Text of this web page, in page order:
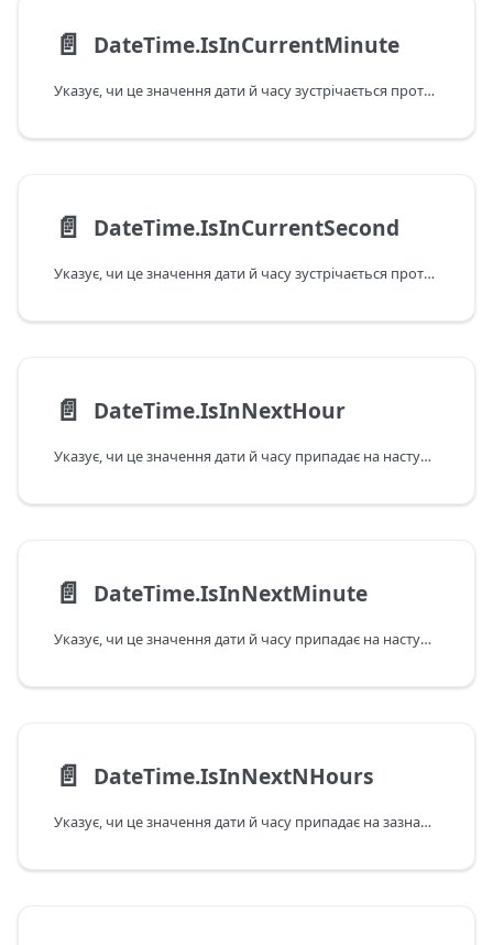
📄️ DateTime.IsInCurrentMinute
Указує, чи це значення дати й часу зустрічається протягом поточної хвилини відповідно до поточних дати й часу в системі.
📄️ DateTime.IsInCurrentSecond
Указує, чи це значення дати й часу зустрічається протягом поточної секунди відповідно до поточних дати й часу в системі.
📄️ DateTime.IsInNextHour
Указує, чи це значення дати й часу припадає на наступну годину відповідно до поточних дати та часу в системі. Зверніть увагу: якщо передане значення припадає на поточну годину, ця функція повертає відповідь False.
📄️ DateTime.IsInNextMinute
Указує, чи це значення дати й часу припадає на наступну хвилину відповідно до поточних дати та часу в системі. Зверніть увагу: якщо передане значення припадає на поточну хвилину, ця функція повертає відповідь False.
📄️ DateTime.IsInNextNHours
Указує, чи це значення дати й часу припадає на зазначений у годинах наступний інтервал відповідно до поточних дати та часу в системі. Зверніть увагу: якщо передане значення припадає на поточну годину, ця функція повертає відповідь False.